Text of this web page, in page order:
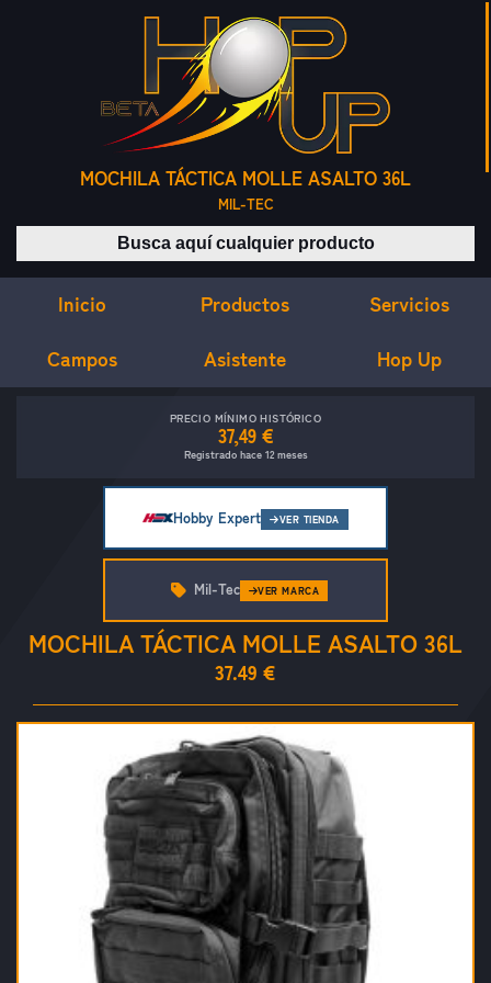
MOCHILA TÁCTICA MOLLE ASALTO 36L
MIL-TEC
Buscar productos
Inicio Productos Servicios
Campos Asistente Hop Up
PRECIO MÍNIMO HISTÓRICO
37,49 €
Registrado hace 12 meses
Hobby Expert VER TIENDA
MOCHILA TÁCTICA MOLLE ASALTO 36L
37.49 €
Mil-Tec VER MARCA